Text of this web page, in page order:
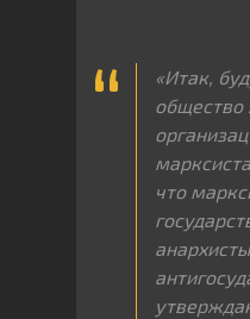
«Итак,
общество
что